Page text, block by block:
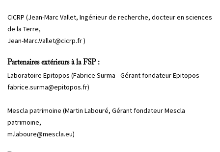
CICRP (Jean-Marc Vallet, Ingénieur de recherche, docteur en sciences
de la Terre,
Jean-Marc.Vallet@cicrp.fr )
Partenaires extérieurs à la FSP :
Laboratoire Epitopos (Fabrice Surma - Gérant fondateur Epitopos
fabrice.surma@epitopos.fr)
Mescla patrimoine (Martin Labouré, Gérant fondateur Mescla
patrimoine,
m.laboure@mescla.eu)